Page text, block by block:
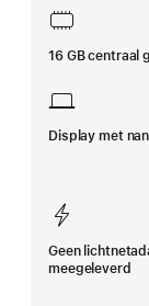
16 GB centraal
Display met
Geen
meegeleverd